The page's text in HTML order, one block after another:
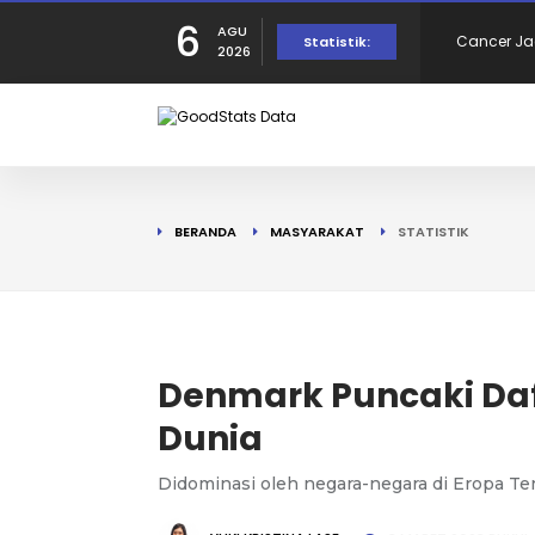
6
AGU
2026
Statistik: Juta Jiwa
Tercatat
BERANDA MASYARAKAT STATISTIK
Denmark Puncaki
Dunia
Didominasi oleh negara-negara di Eropa